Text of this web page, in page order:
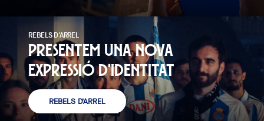
REBELS D'ARREL
PRESENTEM UNA NOVA
EXPRESSIÓ D'IDENTITAT
REBELS D'ARREL